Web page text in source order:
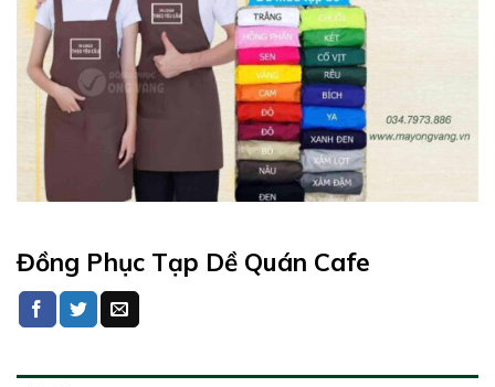
Đồng Phục Tạp Dề Quán Cafe